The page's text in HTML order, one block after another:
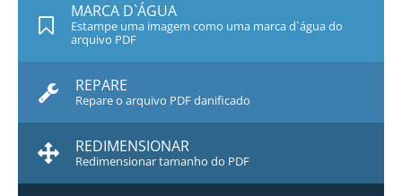
MARCA D`ÁGUA
Estampe uma imagem como uma marca d`água do
arquivo PDF
REPARE
Repare o arquivo PDF danificado
REDIMENSIONAR
Redimensionar tamanho do PDF